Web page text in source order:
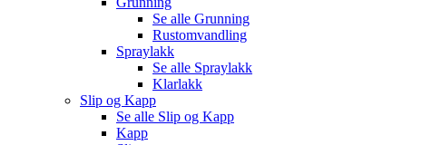
Se alle Grunning
Rustomvandling
Spraylakk
Se alle Spraylakk
Klarlakk
Slip og Kapp
Se alle Slip og Kapp
Kapp